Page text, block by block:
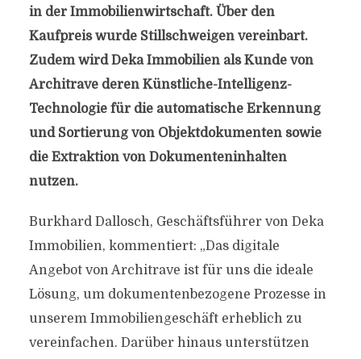
in der Immobilienwirtschaft. Über den
Kaufpreis wurde Stillschweigen vereinbart.
Zudem wird Deka Immobilien als Kunde von
Architrave deren Künstliche-Intelligenz-
Technologie für die automatische Erkennung
und Sortierung von Objektdokumenten sowie
die Extraktion von Dokumenteninhalten
nutzen.
Burkhard Dallosch, Geschäftsführer von Deka
Immobilien, kommentiert: „Das digitale
Angebot von Architrave ist für uns die ideale
Lösung, um dokumentenbezogene Prozesse in
unserem Immobiliengeschäft erheblich zu
vereinfachen. Darüber hinaus unterstützen